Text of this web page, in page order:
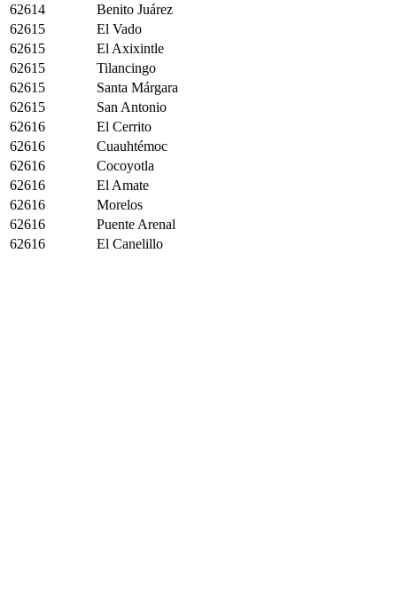
62614
Benito Juárez
62615
El Vado
62615
El Axixintle
62615
Tilancingo
62615
Santa Márgara
62615
San Antonio
62616
El Cerrito
62616
Cuauhtémoc
62616
Cocoyotla
62616
El Amate
62616
Morelos
62616
Puente Arenal
62616
El Canelillo